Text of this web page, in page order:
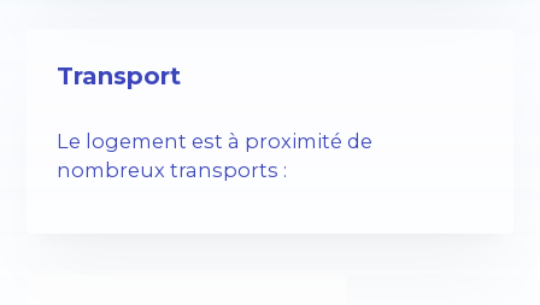
Transport
Le logement est à proximité de
nombreux transports :